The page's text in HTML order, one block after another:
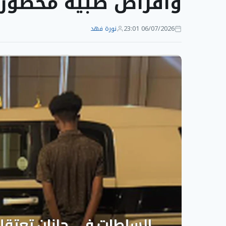
06/07/2026 23:01 نورة فهد